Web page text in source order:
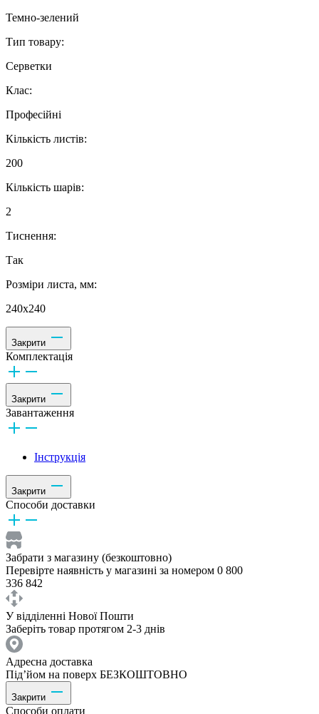
Темно-зелений
Тип товару:
Серветки
Клас:
Професійні
Кількість листів:
200
Кількість шарів:
2
Тиснення:
Так
Розміри листа, мм:
240х240
Закрити
Комплектація
Закрити
Завантаження
Інструкція
Закрити
Способи доставки
Забрати з магазину (безкоштовно)
Перевірте наявність у магазині за номером 0 800
336 842
У відділенні Нової Пошти
Заберіть товар протягом 2-3 днів
Адресна доставка
Під’йом на поверх БЕЗКОШТОВНО
Закрити
Способи оплати